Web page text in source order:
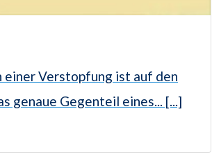
einer Verstopfung ist auf den
genaue Gegenteil eines... [...]